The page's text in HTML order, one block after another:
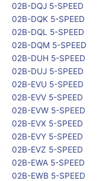
02B-DQJ 5-SPEED
02B-DQK 5-SPEED
02B-DQL 5-SPEED
02B-DQM 5-SPEED
02B-DUH 5-SPEED
02B-DUJ 5-SPEED
02B-EVU 5-SPEED
02B-EVV 5-SPEED
02B-EVW 5-SPEED
02B-EVX 5-SPEED
02B-EVY 5-SPEED
02B-EVZ 5-SPEED
02B-EWA 5-SPEED
02B-EWB 5-SPEED